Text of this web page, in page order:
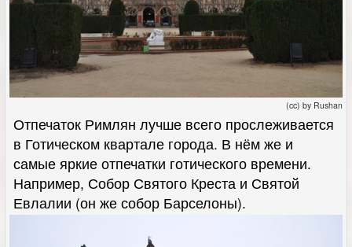
(cc) by Rushan
Отпечаток Римлян лучше всего прослеживается
в Готическом квартале города. В нём же и
самые яркие отпечатки готического времени.
Например, Собор Святого Креста и Святой
Евлалии (он же собор Барселоны).